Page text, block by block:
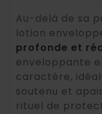
Au-delà de sa
lotion
profonde et
enveloppante
caractère,
soutenu et
rituel de